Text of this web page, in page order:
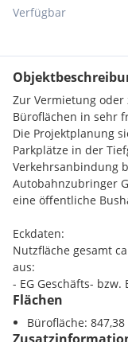
Verfügbar
Zur Vermietung
Büroflächen in sehr
Die Projektplanung
Parkplätze in der
Verkehrsanbindung
Autobahnzubringer
eine öffentliche
Eckdaten:
Nutzfläche gesamt
aus:
- EG Geschäfts- bzw.
- 1.OG bis 4.OG
- Tiefgarage und
Flächen
Bürofläche: 847,38